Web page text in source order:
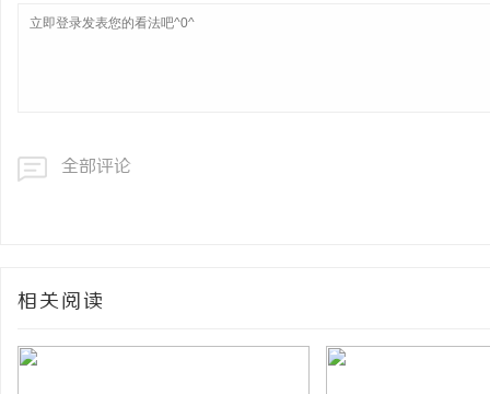
全部评论
相关阅读